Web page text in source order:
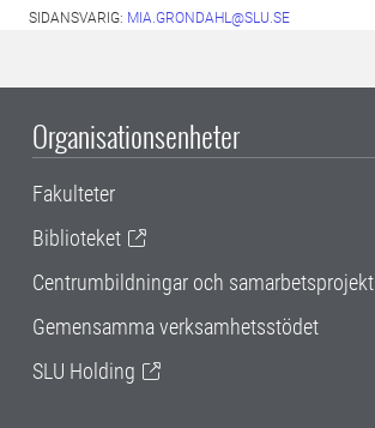
SIDANSVARIG: MIA.GRONDAHL@SLU.SE
Organisationsenheter
Fakulteter
Biblioteket
Centrumbildningar och samarbetsprojekt
Gemensamma verksamhetsstödet
SLU Holding